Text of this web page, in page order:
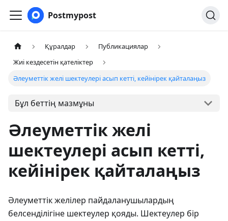
Postmypost
Құралдар
Публикациялар
Жиі кездесетін қателіктер
Әлеуметтік желі шектеулері асып кетті, кейінірек қайталаңыз
Бұл беттің мазмұны
Әлеуметтік желі
шектеулері асып кетті,
кейінірек қайталаңыз
Әлеуметтік желілер пайдаланушылардың
белсенділігіне шектеулер қояды. Шектеулер бір